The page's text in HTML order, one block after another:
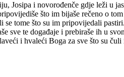
Josipa i novorođenče gdje leži u
što im bijaše rečeno o
tome što su im pripovijedali pastiri.
sve te događaje i prebiraše ih u
i hvaleći Boga za sve što su